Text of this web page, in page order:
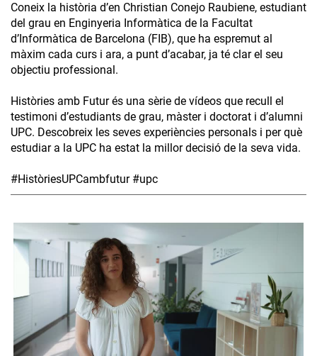
Coneix la història d’en Christian Conejo Raubiene, estudiant
del grau en Enginyeria Informàtica de la Facultat
d’Informàtica de Barcelona (FIB), que ha espremut al
màxim cada curs i ara, a punt d’acabar, ja té clar el seu
objectiu professional.
Històries amb Futur és una sèrie de vídeos que recull el
testimoni d’estudiants de grau, màster i doctorat i d’alumni
UPC. Descobreix les seves experiències personals i per què
estudiar a la UPC ha estat la millor decisió de la seva vida.
#HistòriesUPCambfutur #upc